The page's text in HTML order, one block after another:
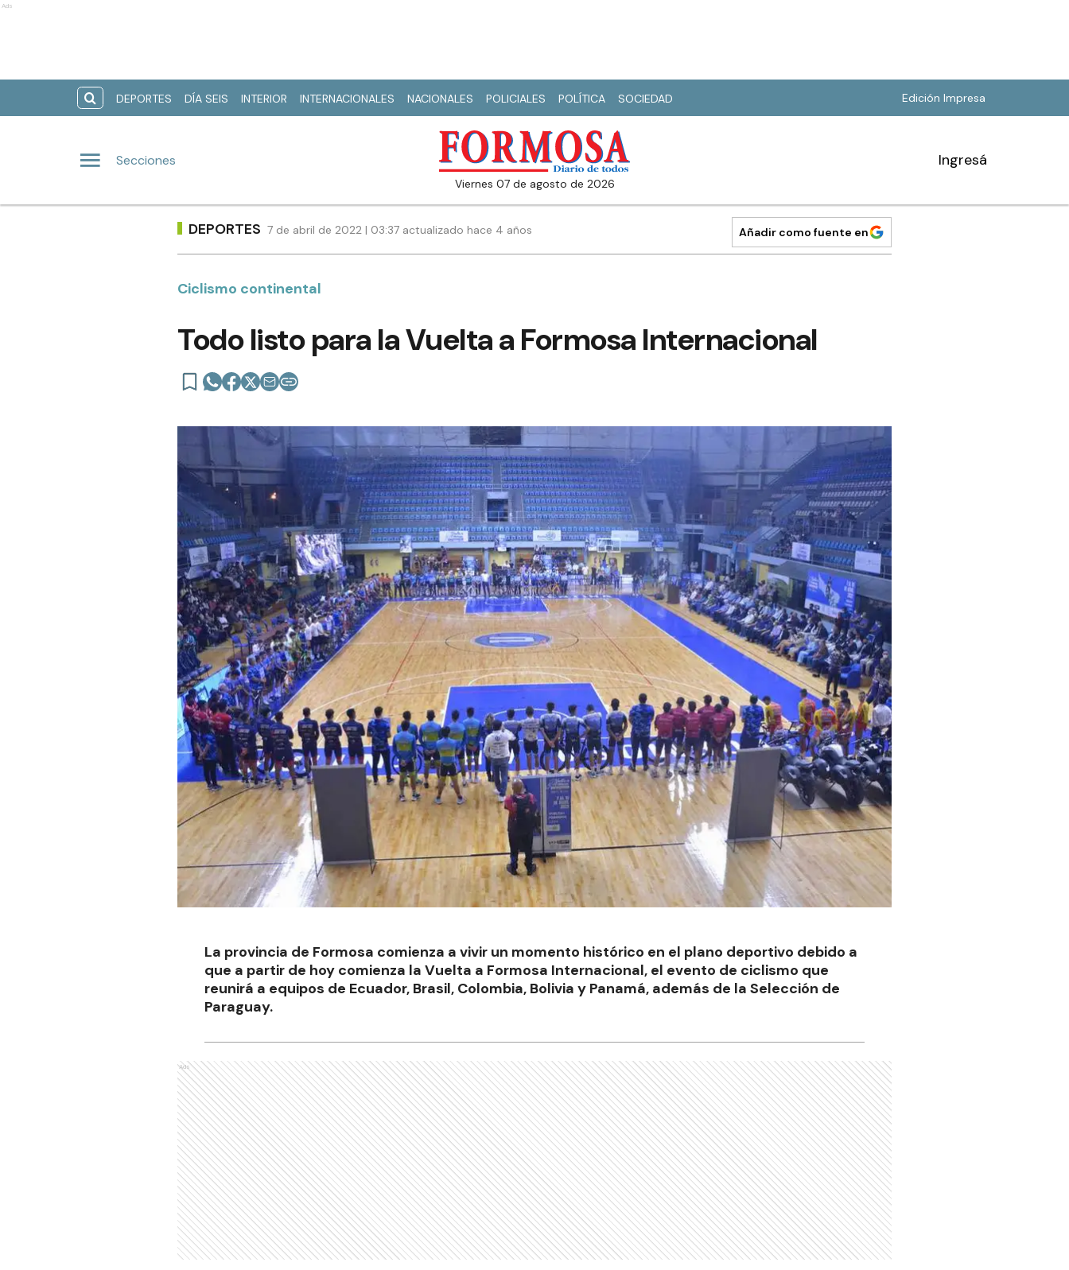
Ads
DEPORTES DÍA SEIS INTERIOR INTERNACIONALES NACIONALES POLICIALES POLÍTICA SOCIEDAD Edición Impresa
Secciones
viernes 07 de agosto de 2026
Ingresá
DEPORTES 7 de abril de 2022 | 03:37 actualizado hace 4 años Añadir como fuente en
Ciclismo continental
Todo listo para la Vuelta a Formosa Internacional
La provincia de Formosa comienza a vivir un momento histórico en el plano deportivo debido a
que a partir de hoy comienza la Vuelta a Formosa Internacional, el evento de ciclismo que
reunirá a equipos de Ecuador, Brasil, Colombia, Bolivia y Panamá, además de la Selección de
Paraguay.
Ads